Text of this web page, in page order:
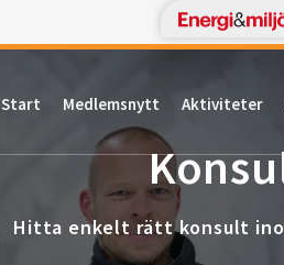
Start Medlemsnytt Aktiviteter
Hitta enkelt rätt konsult